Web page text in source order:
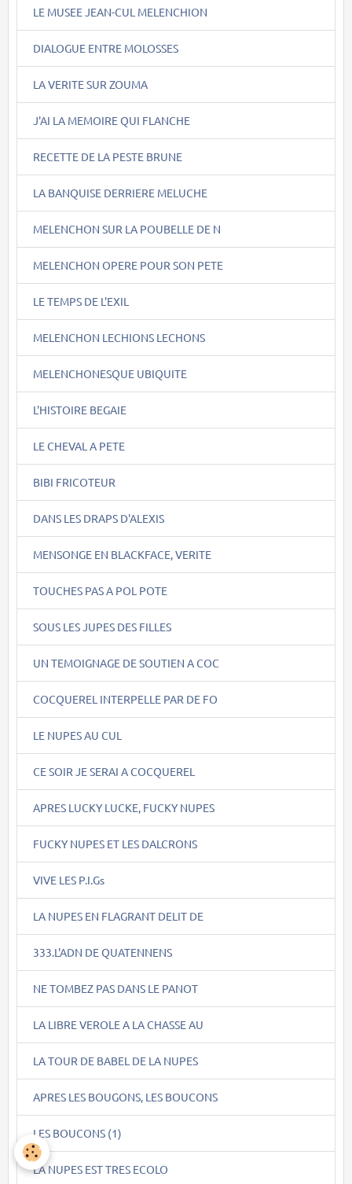
LE MUSEE JEAN-CUL MELENCHION
DIALOGUE ENTRE MOLOSSES
LA VERITE SUR ZOUMA
J'AI LA MEMOIRE QUI FLANCHE
RECETTE DE LA PESTE BRUNE
LA BANQUISE DERRIERE MELUCHE
MELENCHON SUR LA POUBELLE DE N
MELENCHON OPERE POUR SON PETE
LE TEMPS DE L'EXIL
MELENCHON LECHIONS LECHONS
MELENCHONESQUE UBIQUITE
L'HISTOIRE BEGAIE
LE CHEVAL A PETE
BIBI FRICOTEUR
DANS LES DRAPS D'ALEXIS
MENSONGE EN BLACKFACE, VERITE
TOUCHES PAS A POL POTE
SOUS LES JUPES DES FILLES
UN TEMOIGNAGE DE SOUTIEN A COC
COCQUEREL INTERPELLE PAR DE FO
LE NUPES AU CUL
CE SOIR JE SERAI A COCQUEREL
APRES LUCKY LUCKE, FUCKY NUPES
FUCKY NUPES ET LES DALCRONS
VIVE LES P.I.Gs
LA NUPES EN FLAGRANT DELIT DE
333.L'ADN DE QUATENNENS
NE TOMBEZ PAS DANS LE PANOT
LA LIBRE VEROLE A LA CHASSE AU
LA TOUR DE BABEL DE LA NUPES
APRES LES BOUGONS, LES BOUCONS
LES BOUCONS (1)
LA NUPES EST TRES ECOLO